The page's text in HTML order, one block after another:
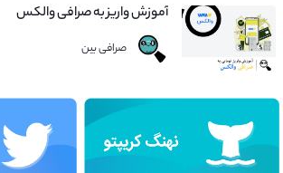
آموزش واریز به صرافی والکس
صرافی بین